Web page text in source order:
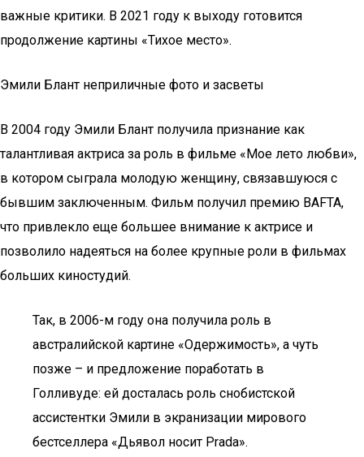
важные критики. В 2021 году к выходу готовится
продолжение картины «Тихое место».
Эмили Блант неприличные фото и засветы
В 2004 году Эмили Блант получила признание как
талантливая актриса за роль в фильме «Мое лето любви»,
в котором сыграла молодую женщину, связавшуюся с
бывшим заключенным. Фильм получил премию BAFTA,
что привлекло еще большее внимание к актрисе и
позволило надеяться на более крупные роли в фильмах
больших киностудий.
Так, в 2006-м году она получила роль в
австралийской картине «Одержимость», а чуть
позже – и предложение поработать в
Голливуде: ей досталась роль снобистской
ассистентки Эмили в экранизации мирового
бестселлера «Дьявол носит Prada».